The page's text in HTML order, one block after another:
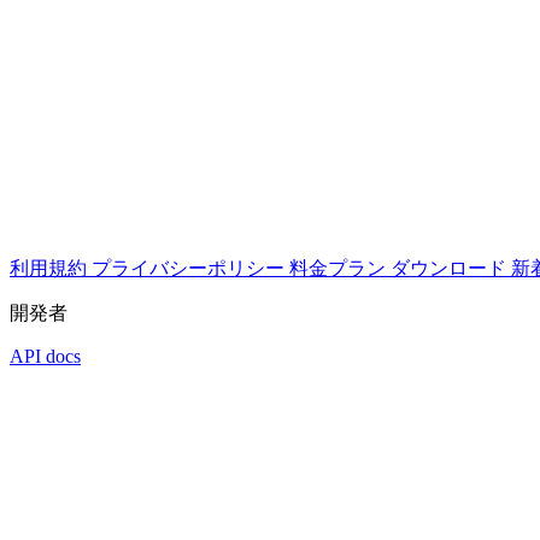
利用規約 プライバシーポリシー 料金プラン ダウンロード 新
開発者
API docs